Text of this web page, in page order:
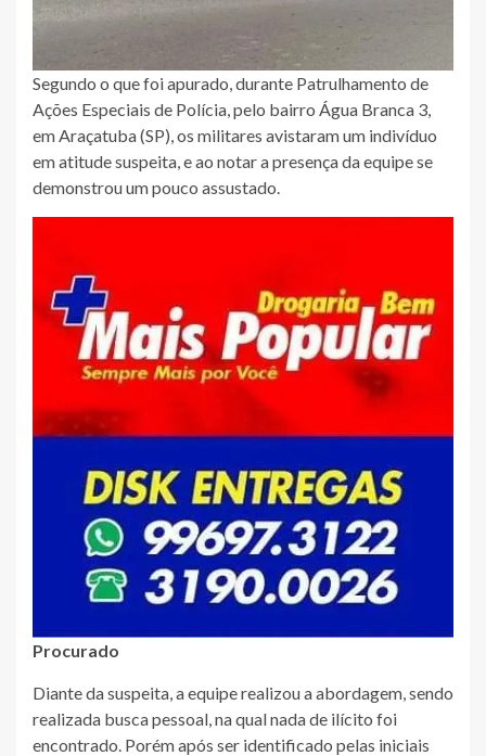
Segundo o que foi apurado, durante Patrulhamento de
Ações Especiais de Polícia, pelo bairro Água Branca 3,
em Araçatuba (SP), os militares avistaram um indivíduo
em atitude suspeita, e ao notar a presença da equipe se
demonstrou um pouco assustado.
Procurado
Diante da suspeita, a equipe realizou a abordagem, sendo
realizada busca pessoal, na qual nada de ilícito foi
encontrado. Porém após ser identificado pelas iniciais